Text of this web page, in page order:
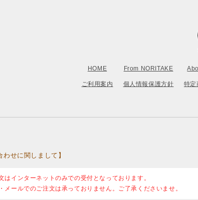
HOME From NORITAKE
ご利用案内 個人情報保護方針 特定
わせに関しまして】
はインターネットのみでの受付となっております。
メールでのご注文は承っておりません。ご了承くださいませ。